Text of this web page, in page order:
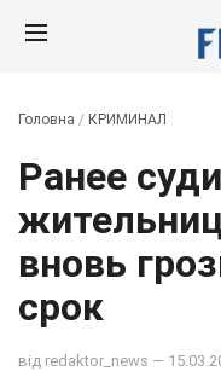
Головна / КРИМИНАЛ
Ранее
вновь
срок
від redaktor_news —